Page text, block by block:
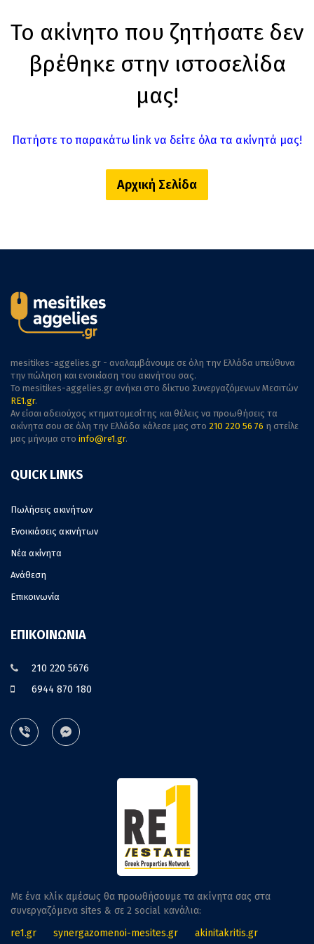
Το ακίνητο που ζητήσατε δεν
βρέθηκε στην ιστοσελίδα
μας!
Πατήστε το παρακάτω link να δείτε όλα τα ακίνητά μας!
Αρχική Σελίδα
mesitikes-aggelies.gr - αναλαμβάνουμε σε όλη την Ελλάδα υπεύθυνα
την πώληση και ενοικίαση του ακινήτου σας.
To mesitikes-aggelies.gr ανήκει στο δίκτυο Συνεργαζόμενων Μεσιτών
RE1.gr.
Αν είσαι αδειούχος κτηματομεσίτης και θέλεις να προωθήσεις τα
ακίνητα σου σε όλη την Ελλάδα κάλεσε μας στο 210 220 56 76 η στείλε
μας μήνυμα στο info@re1.gr.
QUICK LINKS
Πωλήσεις ακινήτων
Ενοικιάσεις ακινήτων
Νέα ακίνητα
Ανάθεση
Επικοινωνία
ΕΠΙΚΟΙΝΩΝΙΑ
210 220 5676
6944 870 180
Με ένα κλίκ αμέσως θα προωθήσουμε τα ακίνητα σας στα
συνεργαζόμενα sites & σε 2 social κανάλια:
re1.gr
synergazomenoi-mesites.gr akinitakritis.gr